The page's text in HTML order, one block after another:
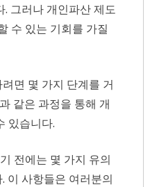
그러나 개인파산 제도
수 있는 기회를 가질
면 몇 가지 단계를 거
같은 과정을 통해 개
있습니다.
전에는 몇 가지 유의
이 사항들은 여러분의